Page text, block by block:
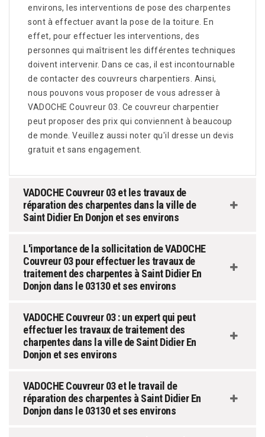
environs, les interventions de pose des charpentes
sont à effectuer avant la pose de la toiture. En
effet, pour effectuer les interventions, des
personnes qui maîtrisent les différentes techniques
doivent intervenir. Dans ce cas, il est incontournable
de contacter des couvreurs charpentiers. Ainsi,
nous pouvons vous proposer de vous adresser à
VADOCHE Couvreur 03. Ce couvreur charpentier
peut proposer des prix qui conviennent à beaucoup
de monde. Veuillez aussi noter qu'il dresse un devis
gratuit et sans engagement.
VADOCHE Couvreur 03 et les travaux de
réparation des charpentes dans la ville de
Saint Didier En Donjon et ses environs
L'importance de la sollicitation de VADOCHE
Couvreur 03 pour effectuer les travaux de
traitement des charpentes à Saint Didier En
Donjon dans le 03130 et ses environs
VADOCHE Couvreur 03 : un expert qui peut
effectuer les travaux de traitement des
charpentes dans la ville de Saint Didier En
Donjon et ses environs
VADOCHE Couvreur 03 et le travail de
réparation des charpentes à Saint Didier En
Donjon dans le 03130 et ses environs